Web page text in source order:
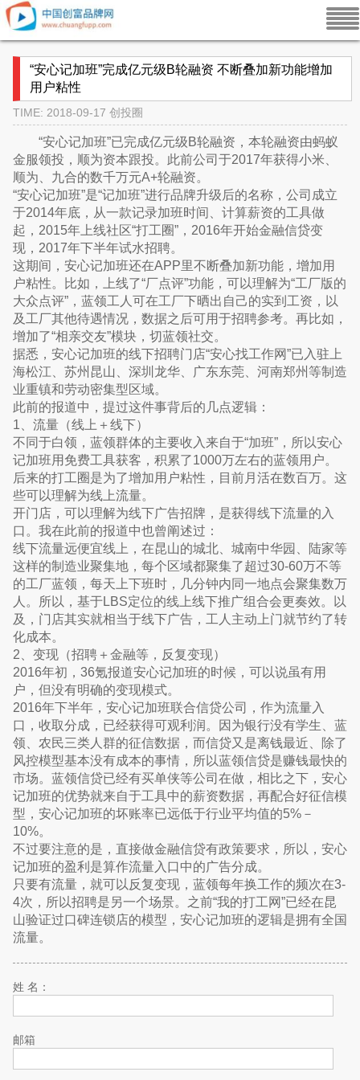
“安心记加班”完成亿元级B轮融资 不断叠加新功能增加
用户粘性
TIME: 2018-09-17 创投圈
“安心记加班”已完成亿元级B轮融资，本轮融资由蚂蚁
金服领投，顺为资本跟投。此前公司于2017年获得小米、
顺为、九合的数千万元A+轮融资。
“安心记加班”是“记加班”进行品牌升级后的名称，公司成立
于2014年底，从一款记录加班时间、计算薪资的工具做
起，2015年上线社区“打工圈”，2016年开始金融信贷变
现，2017年下半年试水招聘。
这期间，安心记加班还在APP里不断叠加新功能，增加用
户粘性。比如，上线了“厂点评”功能，可以理解为“工厂版的
大众点评”，蓝领工人可在工厂下晒出自己的实到工资，以
及工厂其他待遇情况，数据之后可用于招聘参考。再比如，
增加了“相亲交友”模块，切蓝领社交。
据悉，安心记加班的线下招聘门店“安心找工作网”已入驻上
海松江、苏州昆山、深圳龙华、广东东莞、河南郑州等制造
业重镇和劳动密集型区域。
此前的报道中，提过这件事背后的几点逻辑：
1、流量（线上＋线下）
不同于白领，蓝领群体的主要收入来自于“加班”，所以安心
记加班用免费工具获客，积累了1000万左右的蓝领用户。
后来的打工圈是为了增加用户粘性，目前月活在数百万。这
些可以理解为线上流量。
开门店，可以理解为线下广告招牌，是获得线下流量的入
口。我在此前的报道中也曾阐述过：
线下流量远便宜线上，在昆山的城北、城南中华园、陆家等
这样的制造业聚集地，每个区域都聚集了超过30-60万不等
的工厂蓝领，每天上下班时，几分钟内同一地点会聚集数万
人。所以，基于LBS定位的线上线下推广组合会更奏效。以
及，门店其实就相当于线下广告，工人主动上门就节约了转
化成本。
2、变现（招聘＋金融等，反复变现）
2016年初，36氪报道安心记加班的时候，可以说虽有用
户，但没有明确的变现模式。
2016年下半年，安心记加班联合信贷公司，作为流量入
口，收取分成，已经获得可观利润。因为银行没有学生、蓝
领、农民三类人群的征信数据，而信贷又是离钱最近、除了
风控模型基本没有成本的事情，所以蓝领信贷是赚钱最快的
市场。蓝领信贷已经有买单侠等公司在做，相比之下，安心
记加班的优势就来自于工具中的薪资数据，再配合好征信模
型，安心记加班的坏账率已远低于行业平均值的5%－
10%。
不过要注意的是，直接做金融信贷有政策要求，所以，安心
记加班的盈利是算作流量入口中的广告分成。
只要有流量，就可以反复变现，蓝领每年换工作的频次在3-
4次，所以招聘是另一个场景。之前“我的打工网”已经在昆
山验证过口碑连锁店的模型，安心记加班的逻辑是拥有全国
流量。
姓 名：
邮箱